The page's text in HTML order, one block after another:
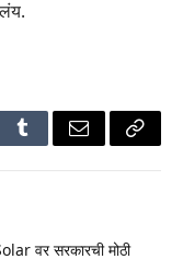
TumblrEmail Copy
वर सरकारची मोठी